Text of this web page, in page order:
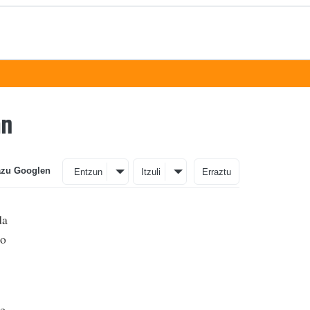
Googlen Entzun Itzuli Erraztu